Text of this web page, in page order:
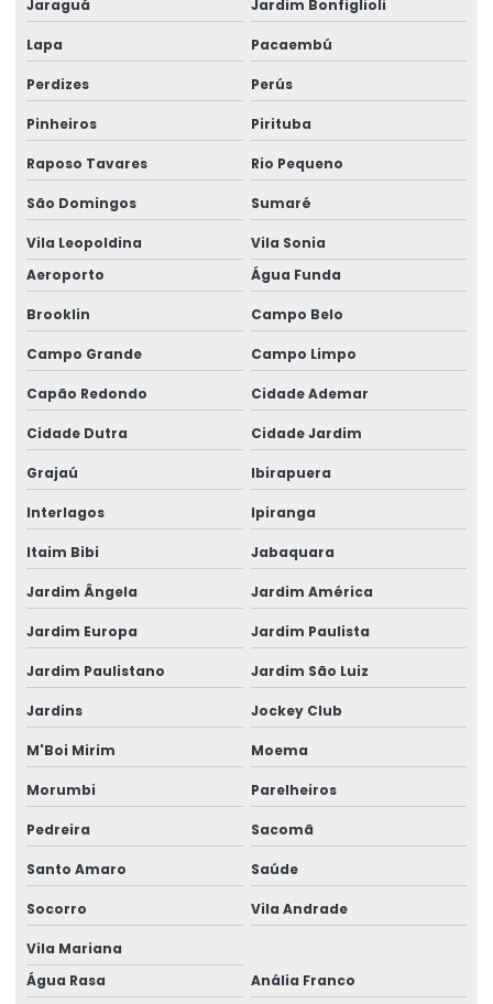
Forno de túnel
Forno tunel para biscoito
Forno túnel contínuo
Fornos rotativos
Fornos rotativos industriais
Mesa boleadora
Multi forno contínuo
Onde comprar forno industrial
Preço de forno esteira novo
Preço de fornos industriais
Jaraguá Jardim Bonfiglioli
Lapa Pacaembú
Perdizes Perús
Pinheiros Pirituba
Raposo Tavares Rio Pequeno
São Domingos Sumaré
Vila Leopoldina
Vila Sonia
Aeroporto
Água Funda
Brooklin Campo Belo
Campo Grande Campo Limpo
Capão Redondo Cidade Ademar
Cidade Dutra Cidade Jardim
Grajaú Ibirapuera
Interlagos Ipiranga
Itaim Bibi Jabaquara
Jardim Ângela Jardim América
Jardim Europa Jardim Paulista
Jardim Paulistano Jardim São Luiz
Jardins Jockey Club
M'Boi Mirim Moema
Morumbi Parelheiros
Pedreira Sacomã
Santo Amaro Saúde
Socorro Vila Andrade
Vila Mariana
Água Rasa
Anália Franco